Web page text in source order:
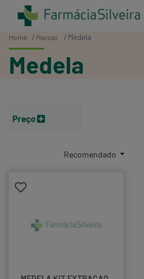
Home Marcas Medela
Medela
Preço
Recomendado